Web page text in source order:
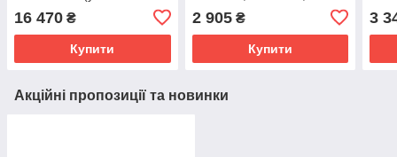
16 470 ₴
Купити
SC90105CAG до John
Deere (унікальний
2 905₴
Купити
3
Акційні пропозиції та новинки